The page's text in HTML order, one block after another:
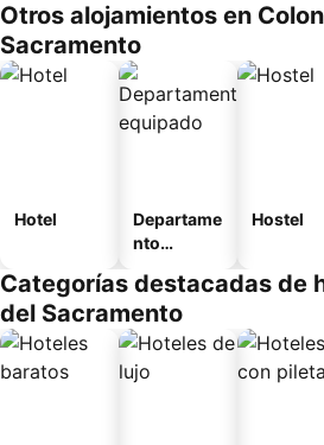
Otros alojamientos en
Sacramento
Hotel
Departame
nto
Hostel
Categorías destacadas de
del Sacramento